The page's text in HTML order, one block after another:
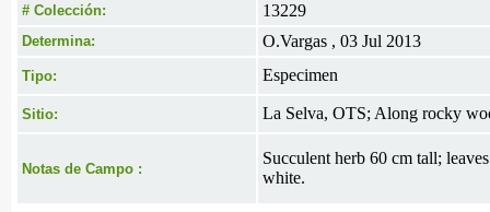
# Colección: 13229
Determina: O.Vargas , 03 Jul 2013
Tipo: Especimen
Sitio: La Selva, OTS; Along rocky
Notas de Campo :
Succulent herb 60 cm tall;
white.